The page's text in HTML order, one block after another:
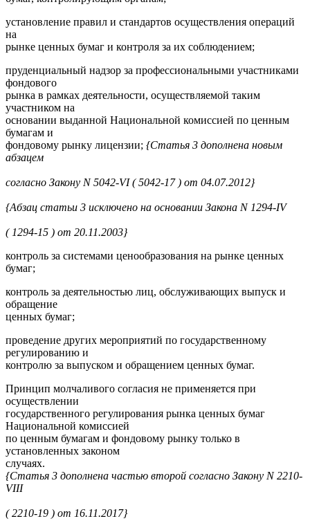
установление правил и стандартов осуществления операций
на
рынке ценных бумаг и контроля за их соблюдением;
пруденциальный надзор за профессиональными участниками
фондового
рынка в рамках деятельности, осуществляемой таким
участником на
основании выданной Национальной комиссией по ценным
бумагам и
фондовому рынку лицензии; {Статья 3 дополнена новым
абзацем
согласно Закону N 5042-VI ( 5042-17 ) от 04.07.2012}
{Абзац статьи 3 исключено на основании Закона N 1294-IV
( 1294-15 ) от 20.11.2003}
контроль за системами ценообразования на рынке ценных
бумаг;
контроль за деятельностью лиц, обслуживающих выпуск и
обращение
ценных бумаг;
проведение других мероприятий по государственному
регулированию и
контролю за выпуском и обращением ценных бумаг.
Принцип молчаливого согласия не применяется при
осуществлении
государственного регулирования рынка ценных бумаг
Национальной комиссией
по ценным бумагам и фондовому рынку только в
установленных законом
случаях.
{Статья 3 дополнена частью второй согласно Закону N 2210-
VIII
( 2210-19 ) от 16.11.2017}